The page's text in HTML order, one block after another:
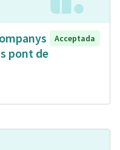
pont de
Acceptada